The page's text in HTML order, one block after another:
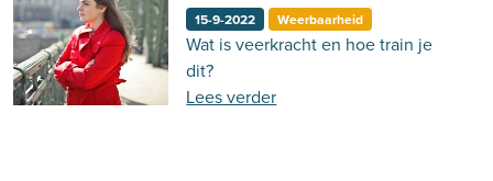
15-9-2022 Weerbaarheid
Wat is veerkracht en hoe train je
dit?
Lees verder